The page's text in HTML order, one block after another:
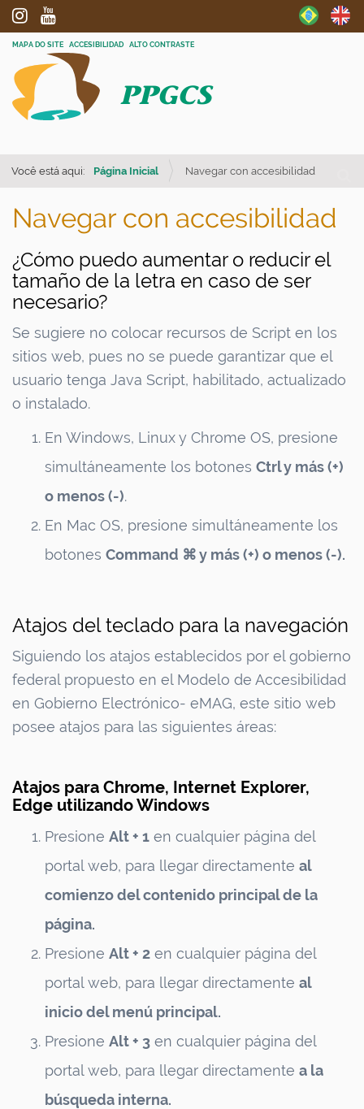
MAPA DO SITE ACCESIBILIDAD ALTO CONTRASTE
PPGCS
Você está aqui: Página Inicial Navegar con accesibilidad
Navegar con accesibilidad
¿Cómo puedo aumentar o reducir el
tamaño de la letra en caso de ser
necesario?
Se sugiere no colocar recursos de Script en los
sitios web, pues no se puede garantizar que el
usuario tenga Java Script, habilitado, actualizado
o instalado.
En Windows, Linux y Chrome OS, presione
simultáneamente los botones Ctrl y más (+)
o menos (-).
En Mac OS, presione simultáneamente los
botones Command ⌘ y más (+) o menos (-).
Atajos del teclado para la navegación
Siguiendo los atajos establecidos por el gobierno
federal propuesto en el Modelo de Accesibilidad
en Gobierno Electrónico- eMAG, este sitio web
posee atajos para las siguientes áreas:
Atajos para Chrome, Internet Explorer,
Edge utilizando Windows
Presione Alt + 1 en cualquier página del
portal web, para llegar directamente al
comienzo del contenido principal de la
página.
Presione Alt + 2 en cualquier página del
portal web, para llegar directamente al
inicio del menú principal.
Presione Alt + 3 en cualquier página del
portal web, para llegar directamente a la
búsqueda interna.